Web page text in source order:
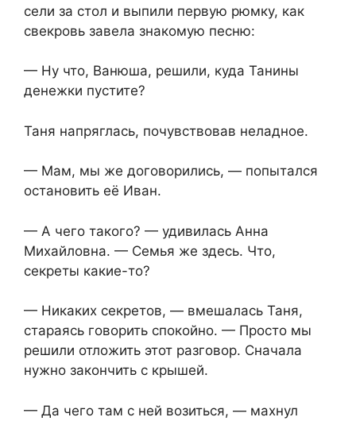
сели за стол и выпили первую рюмку, как
свекровь завела знакомую песню:
— Ну что, Ванюша, решили, куда Танины
денежки пустите?
Таня напряглась, почувствовав неладное.
— Мам, мы же договорились, — попытался
остановить её Иван.
— А чего такого? — удивилась Анна
Михайловна. — Семья же здесь. Что,
секреты какие-то?
— Никаких секретов, — вмешалась Таня,
стараясь говорить спокойно. — Просто мы
решили отложить этот разговор. Сначала
нужно закончить с крышей.
— Да чего там с ней возиться, — махнул